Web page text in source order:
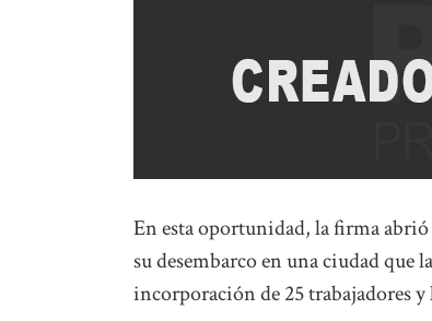
En esta oportunidad, la firma
su desembarco en una ciudad que
incorporación de 25 trabajadores